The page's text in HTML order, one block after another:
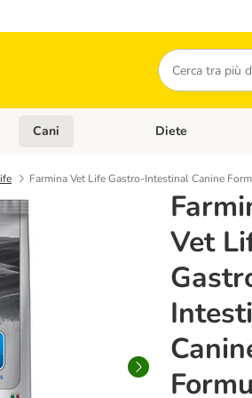
Cerca
Occasioni
Apri Menù Categoria: Gatti
Cani Apri Menù
Diete
Farmina Vet Life Gastro-Intestinal Canine
Vet